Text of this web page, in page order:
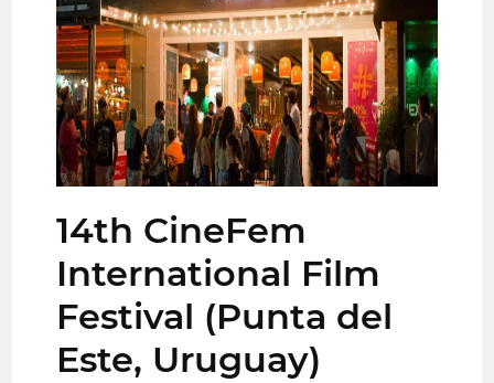
14th CineFem
International Film
Festival (Punta del
Este, Uruguay)